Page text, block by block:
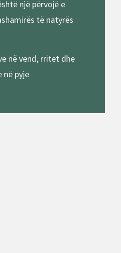
një përvojë e
të natyrës
në vend, rritet dhe
në pyje